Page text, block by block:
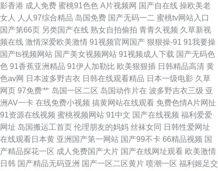
产113页 熟女少妇一二区 国产aa夜夜欢一 三级网站国产 国产精品欧美福利
我的漂亮小后妈 国产精品一区的 午夜寂寞老司机 国产欧美高清视频在线 国
产亚洲日本精 91福利精品第一导航 欧美午夜乱理片无码视频 肏屄视频播放
日本三级在线视频 福利区亚洲 手机在线观看精品国产 国产大片内射1区2区
台湾10days枕头价格 国产高清网站91 婷婷激情综合网 国产精品一页二页 无
人在线观看 黑人和国产小电影 高清免费在线观 99这里只有精品
影香港 成人免费 蜜桃91色色 A片视频网 国产自在线 操欧美老
女人
人人97综合精品 岛国免费 国产无码一二 蜜桃tv网站入口
国产第66页 另类国产在线 熟女自拍偷拍 青青久视频 久草新视
频在线 激情深爱欧美激情 91视频官网国产 狠狠操-91 91我要操
国产ts视频网站 国产美女视频网站 91视频成人下载 国产无码色
色 91香蕉亚洲精品 91伊人加勒比 欧美狠狠插 日韩精品高清 黄
色av网 日本波多野吉衣 日韩在线观看精品 日本一级电影 久草
网页 97免费艹 岛国一区二区 岛国动作片在 波多野吉衣三级 亚
洲AV一卡 在线免费小视频 搞黄网站在线观看 免费色情A片网扯
91资源在线视频 蜜桃视频网站 91中文 国产在线视频 福利爱爱
网址 岛国搬运工首页 伦理朋友的妈妈 丝袜女同 日韩性爱网址
在线观看日本黄 亚洲国产第一网站 国产99不卡 66精品视频 国
产精品探花一区 成人免费国产大片 国产在线网址观看 欧美激情
日韩 国产精品无码亚洲 国产一区二区黄片 喷潮一区 福利姬足交